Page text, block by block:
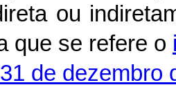
ou
que se refere o
de dezembro